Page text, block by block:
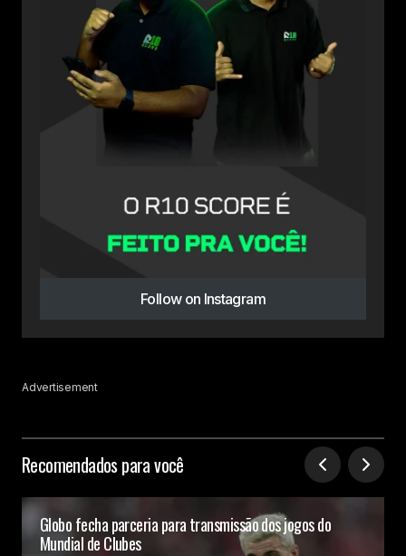
Follow on Instagram
Advertisement
Recomendados para você
Globo fecha parceria para transmissão dos jogos do
Mundial de Clubes